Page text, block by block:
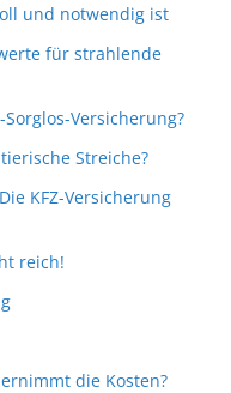
und notwendig ist
für strahlende
Versicherung?
Streiche?
KFZ-Versicherung
reich!
die Kosten?